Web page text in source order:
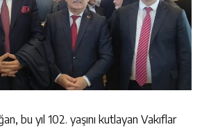
bu yıl 102. yaşını kutlayan Vakıflar